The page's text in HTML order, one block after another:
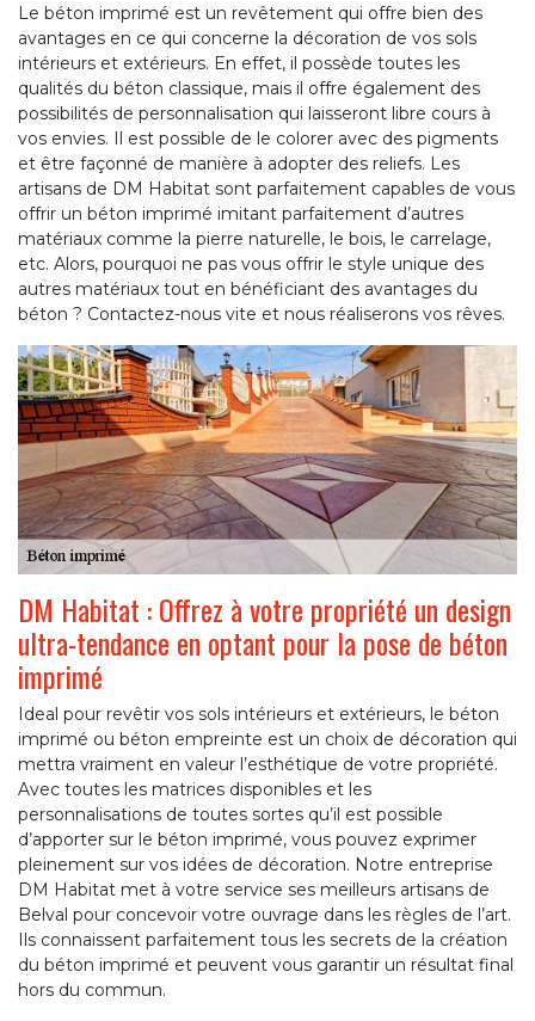
Le béton imprimé est un revêtement qui offre bien des
avantages en ce qui concerne la décoration de vos sols
intérieurs et extérieurs. En effet, il possède toutes les
qualités du béton classique, mais il offre également des
possibilités de personnalisation qui laisseront libre cours à
vos envies. Il est possible de le colorer avec des pigments
et être façonné de manière à adopter des reliefs. Les
artisans de DM Habitat sont parfaitement capables de vous
offrir un béton imprimé imitant parfaitement d’autres
matériaux comme la pierre naturelle, le bois, le carrelage,
etc. Alors, pourquoi ne pas vous offrir le style unique des
autres matériaux tout en bénéficiant des avantages du
béton ? Contactez-nous vite et nous réaliserons vos rêves.
DM Habitat : Offrez à votre propriété un design
ultra-tendance en optant pour la pose de béton
imprimé
Ideal pour revêtir vos sols intérieurs et extérieurs, le béton
imprimé ou béton empreinte est un choix de décoration qui
mettra vraiment en valeur l’esthétique de votre propriété.
Avec toutes les matrices disponibles et les
personnalisations de toutes sortes qu’il est possible
d’apporter sur le béton imprimé, vous pouvez exprimer
pleinement sur vos idées de décoration. Notre entreprise
DM Habitat met à votre service ses meilleurs artisans de
Belval pour concevoir votre ouvrage dans les règles de l’art.
Ils connaissent parfaitement tous les secrets de la création
du béton imprimé et peuvent vous garantir un résultat final
hors du commun.